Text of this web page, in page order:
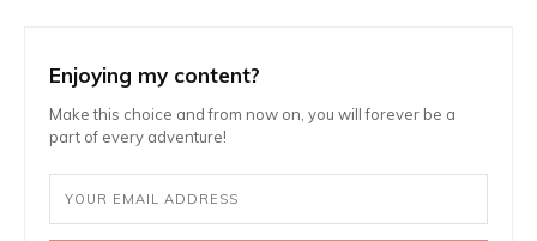
Enjoying my content?
Make this choice and from now on, you will forever be a
part of every adventure!